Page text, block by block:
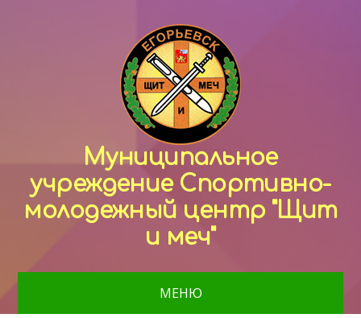
Муниципальное
учреждение Спортивно-
молодежный центр "Щит
и меч"
МЕНЮ